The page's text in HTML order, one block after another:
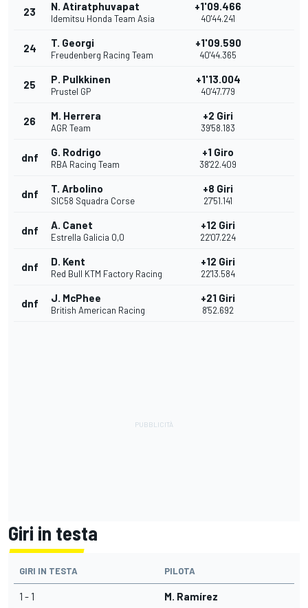
23 N. Atiratphuvapat
Idemitsu Honda Team Asia
+1'09.466
40'44.241
24 T. Georgi
Freudenberg Racing Team
+1'09.590
40'44.365
25 P. Pulkkinen
Prustel GP
+1'13.004
40'47.779
26 M. Herrera
AGR Team
+2 Giri
39'58.183
dnf G. Rodrigo
RBA Racing Team
+1 Giro
38'22.409
dnf T. Arbolino
SIC58 Squadra Corse
+8 Giri
27'51.141
dnf A. Canet
Estrella Galicia 0,0
+12 Giri
22'07.224
dnf D. Kent
Red Bull KTM Factory Racing
+12 Giri
22'13.584
dnf J. McPhee
British American Racing
+21 Giri
8'52.692
Giri in testa
GIRI IN TESTA PILOTA
1 - 1 M. Ramírez